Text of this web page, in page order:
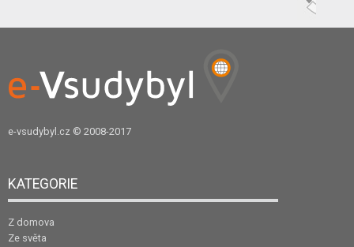
e-vsudybyl.cz © 2008-2017
KATEGORIE
Z domova
Ze světa